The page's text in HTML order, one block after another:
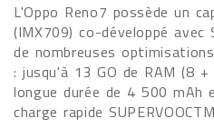
L'Oppo Reno7 possède un
(IMX709) co-développé avec
de nombreuses
: jusqu'à 13 GO de RAM (8
longue durée de 4 500 mAh
charge rapide